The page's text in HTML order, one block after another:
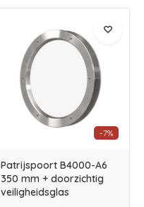
-7%
Patrijspoort B4000-A6
350 mm + doorzichtig
veiligheidsglas